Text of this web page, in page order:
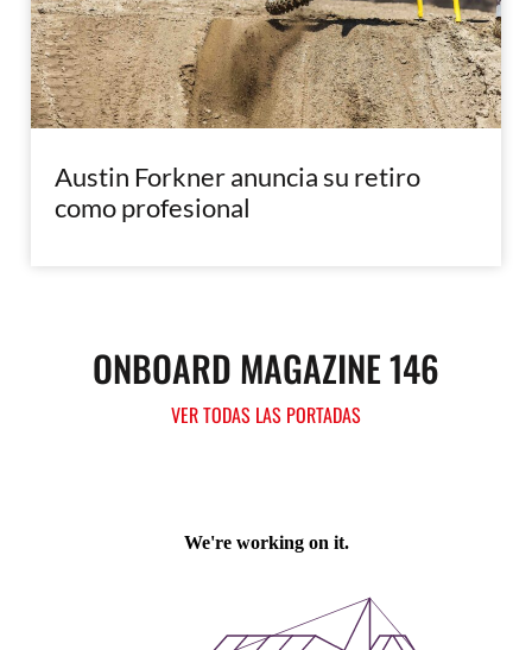
Austin Forkner anuncia su retiro
como profesional
ONBOARD MAGAZINE 146
VER TODAS LAS PORTADAS